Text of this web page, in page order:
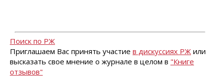
Поиск по РЖ
Приглашаем Вас принять участие в дискуссиях РЖ или
высказать свое мнение о журнале в целом в "Книге
отзывов"